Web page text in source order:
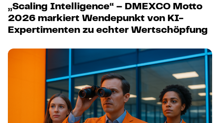
„Scaling Intelligence“ – DMEXCO Motto
2026 markiert Wendepunkt von KI-
Expertimenten zu echter Wertschöpfung